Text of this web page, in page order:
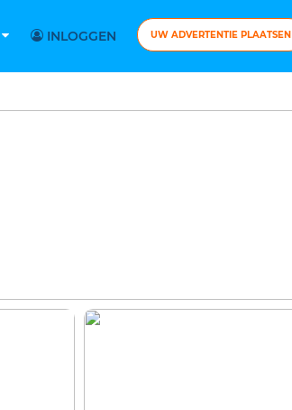
INLOGGEN UW ADVERTENTIE PLAATSEN